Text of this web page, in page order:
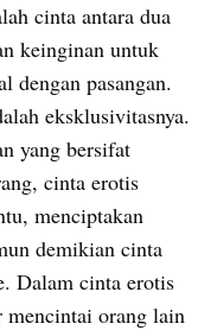
cinta antara dua
keinginan untuk
dengan pasangan.
eksklusivitasnya.
yang bersifat
cinta erotis
menciptakan
demikian cinta
Dalam cinta erotis
mencintai orang lain